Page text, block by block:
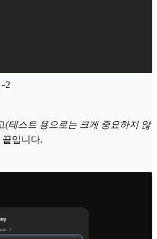
2
(테스트 용으로는 크게 중요하지 않
입니다.